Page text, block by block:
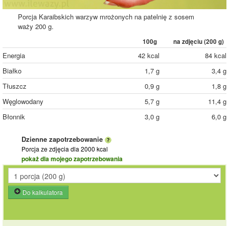
Porcja Karaibskich warzyw mrożonych na patelnię z sosem
waży 200 g.
100g na zdjęciu (200 g)
Energia 42 kcal
84 kcal
Białko
1,7 g
3,4 g
Tłuszcz
0,9 g
1,8 g
Węglowodany
5,7 g
11,4 g
Błonnik
3,0 g 6,0 g
Dzienne zapotrzebowanie
Porcja ze zdjęcia dla 2000 kcal
pokaż dla mojego zapotrzebowania
Do kalkulatora